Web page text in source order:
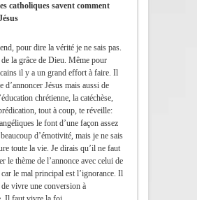
catholiques savent comment
pour dire la vérité je ne sais pas.
la grâce de Dieu. Même pour
il y a un grand effort à faire. Il
d’annoncer Jésus mais aussi de
chrétienne, la catéchèse,
tout à coup, te réveille:
le font d’une façon assez
d’émotivité, mais je ne sais
toute la vie. Je dirais qu’il ne faut
le thème de l’annonce avec celui de
car le mal principal est l’ignorance. Il
vivre une conversion à